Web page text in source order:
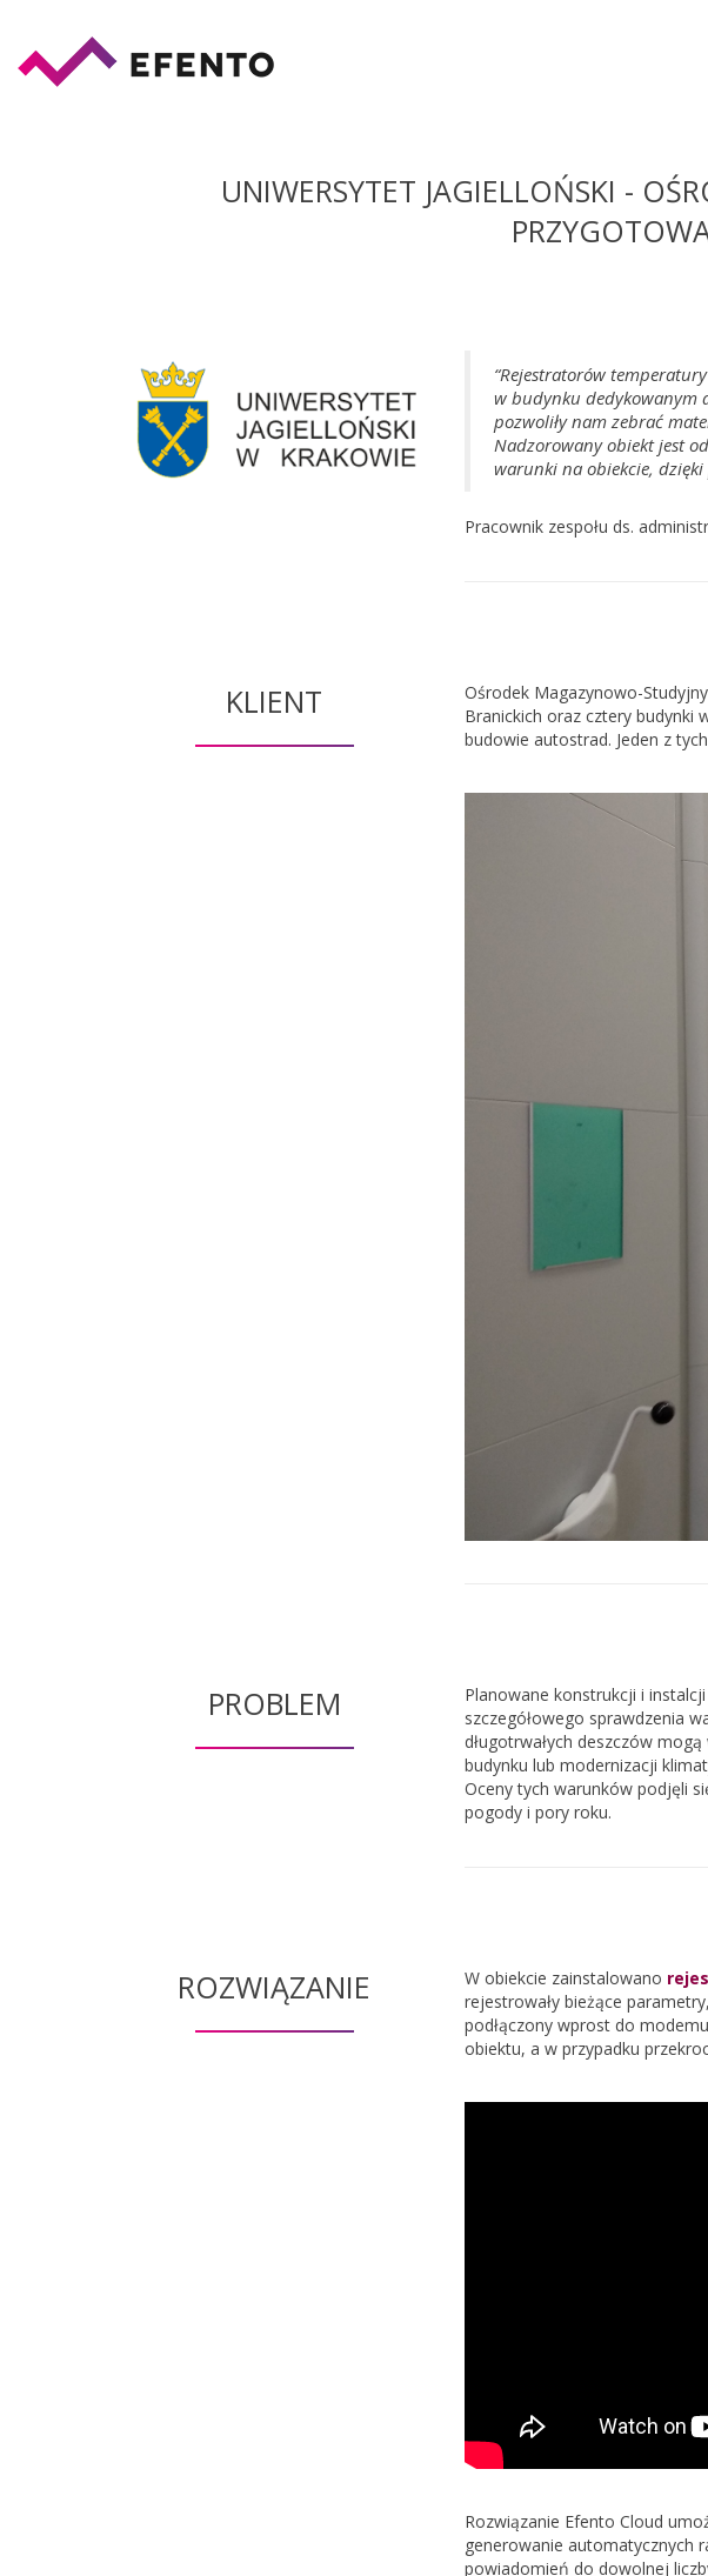
UNIWERSYTET JAGIELLOŃSKI -
“Rejestratorów
w budynku dedykowanym
pozwoliły nam zebrać
Nadzorowany obiekt jest
warunki na obiekcie,
Pracownik zespołu ds.
KLIENT
Ośrodek Magazynowo-
Branickich oraz cztery budynki
budowie autostrad. Jeden z
PROBLEM
Planowane konstrukcji i
szczegółowego sprawdzenia
długotrwałych deszczów
budynku lub modernizacji
Oceny tych warunków podjęli
pogody i pory roku.
ROZWIĄZANIE W obiekcie zainstalowano
rejestrowały bieżące
podłączony wprost do
obiektu, a w przypadku
Rozwiązanie Efento Cloud
generowanie automatycznych
powiadomień do dowolnej